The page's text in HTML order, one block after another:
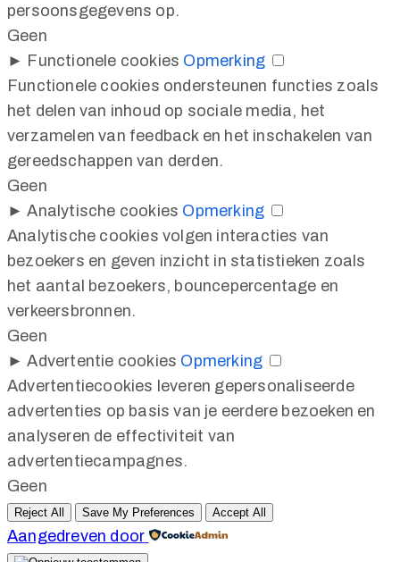
persoonsgegevens op.
Geen
► Functionele cookies Opmerking
Functionele cookies ondersteunen functies zoals
het delen van inhoud op sociale media, het
verzamelen van feedback en het inschakelen van
gereedschappen van derden.
Geen
► Analytische cookies Opmerking
Analytische cookies volgen interacties van
bezoekers en geven inzicht in statistieken zoals
het aantal bezoekers, bouncepercentage en
verkeersbronnen.
Geen
► Advertentie cookies Opmerking
Advertentiecookies leveren gepersonaliseerde
advertenties op basis van je eerdere bezoeken en
analyseren de effectiviteit van
advertentiecampagnes.
Geen
Reject All Save My Preferences Accept All
Aangedreven door